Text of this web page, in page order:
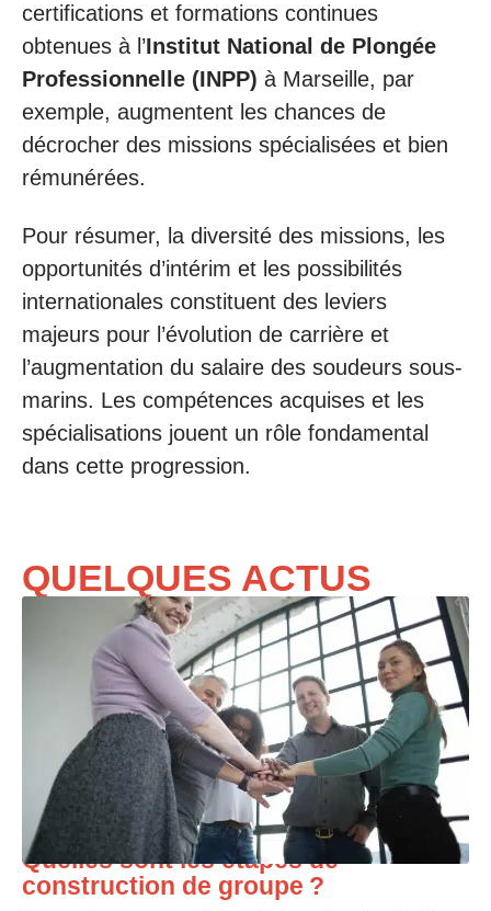
certifications et formations continues
obtenues à l’Institut National de Plongée
Professionnelle (INPP) à Marseille, par
exemple, augmentent les chances de
décrocher des missions spécialisées et bien
rémunérées.
Pour résumer, la diversité des missions, les
opportunités d’intérim et les possibilités
internationales constituent des leviers
majeurs pour l’évolution de carrière et
l’augmentation du salaire des soudeurs sous-
marins. Les compétences acquises et les
spécialisations jouent un rôle fondamental
dans cette progression.
QUELQUES ACTUS
Quelles sont les étapes de
construction de groupe ?